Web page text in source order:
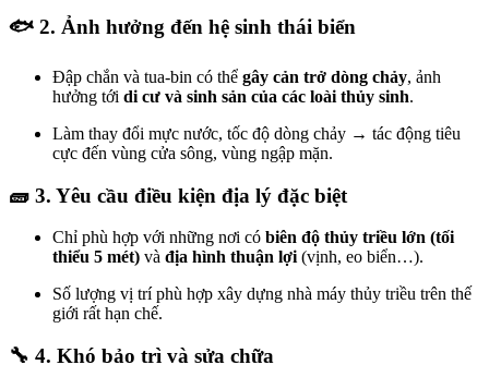
🐟 2. Ảnh hưởng đến hệ sinh thái biển
Đập chắn và tua-bin có thể gây cản trở dòng chảy, ảnh
hưởng tới di cư và sinh sản của các loài thủy sinh.
Làm thay đổi mực nước, tốc độ dòng chảy → tác động tiêu
cực đến vùng cửa sông, vùng ngập mặn.
🧱 3. Yêu cầu điều kiện địa lý đặc biệt
Chỉ phù hợp với những nơi có biên độ thủy triều lớn (tối
thiểu 5 mét) và địa hình thuận lợi(vịnh, eo biển…).
Số lượng vị trí phù hợp xây dựng nhà máy thủy triều trên thế
giới rất hạn chế.
🔧 4. Khó bảo trì và sửa chữa